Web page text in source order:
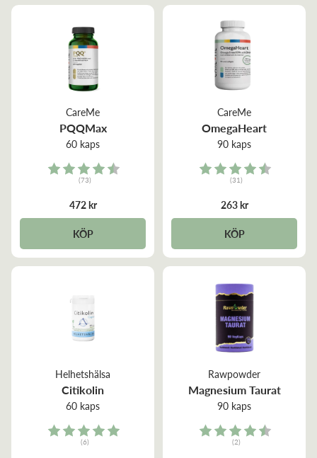
CareMe
PQQMax
60 kaps
Rating:
(73)
472 kr
KÖP
CareMe
OmegaHeart
90 kaps
Rating:
(31)
263 kr
KÖP
Helhetshälsa
Citikolin
60 kaps
Rating:
(6)
Rawpowder
Magnesium Taurat
90 kaps
Rating:
(2)